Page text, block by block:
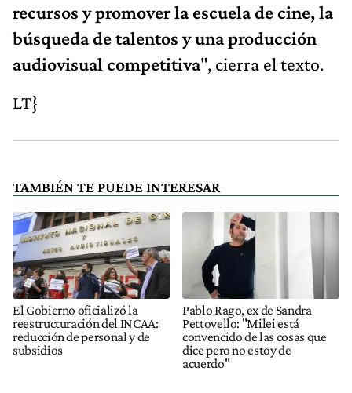
recursos y promover la escuela de cine, la
búsqueda de talentos y una producción
audiovisual competitiva", cierra el texto.
LT}
TAMBIÉN TE PUEDE INTERESAR
El Gobierno oficializó la
reestructuración del INCAA:
reducción de personal y de
subsidios
Pablo Rago, ex de Sandra
Pettovello: "Milei está
convencido de las cosas que
dice pero no estoy de
acuerdo"